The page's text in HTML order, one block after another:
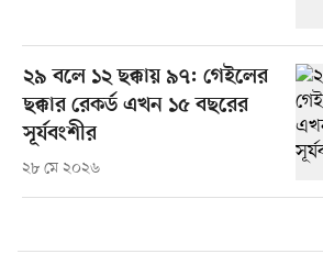
২৯ বলে ১২ ছক্কায় ৯৭: গেইলের
ছক্কার রেকর্ড এখন ১৫ বছরের
সূর্যবংশীর
২৮ মে ২০২৬